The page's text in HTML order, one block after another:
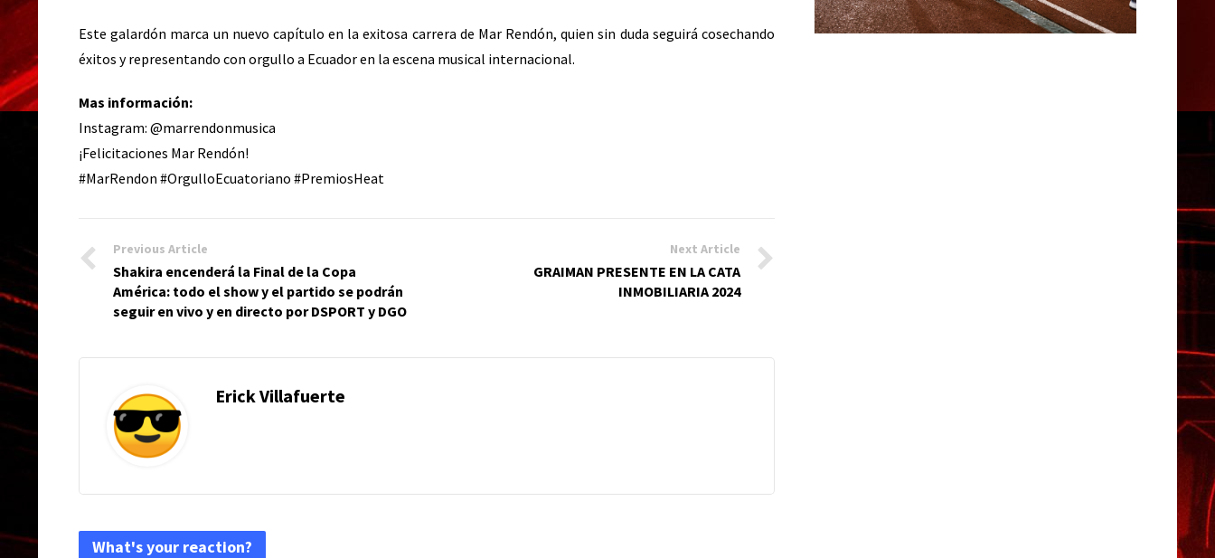
Este galardón marca un nuevo capítulo en la exitosa carrera de Mar Rendón, quien sin duda seguirá cosechando
éxitos y representando con orgullo a Ecuador en la escena musical internacional.
Mas información:
Instagram: @marrendonmusica
¡Felicitaciones Mar Rendón!
#MarRendon #OrgulloEcuatoriano #PremiosHeat
Previous Article
Shakira encenderá la Final de la Copa
América: todo el show y el partido se podrán
seguir en vivo y en directo por DSPORT y DGO
Next Article
GRAIMAN PRESENTE EN LA CATA
INMOBILIARIA 2024
Erick Villafuerte
What's your reaction?